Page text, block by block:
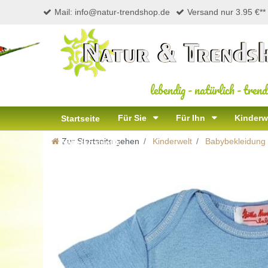
Mail: info@natur-trendshop.de Versand nur 3.95 €**
lebendig-natürlich-
Startseite Für Sie Für Ihn
Naturkosmetik
Zur Startseite gehen Kinderwelt Babybekleidung